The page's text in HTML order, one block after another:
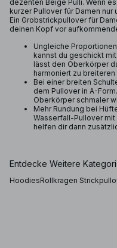
dezenten Beige Pulli. Wenn
kurzer Pullover für Damen
Ein Grobstrickpullover für
deinen Kopf vor
Ungleiche
kannst du geschickt
lässt den Oberkörper
harmoniert zu breiteren
Bei einer breiten
dem Pullover in A-
Oberkörper schmaler
Mehr Rundung bei
Wasserfall-Pullover
helfen dir dann
Entdecke Weitere
HoodiesRollkragen